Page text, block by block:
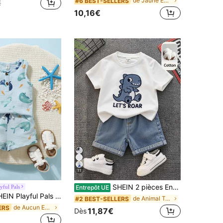
10,16€
Pals
2 pièces Ensemble de tenue décontractée avec imprimé de baleine mignon pour bébé garçon, manches courtes
de Aucun Ensemble débardeur bébé garçon
11
Entrepôt UE SHEIN 2 pièces Ensemble bébé unisexe tout-petit garçon/fille décontracté mignon t-shirt à manches courtes avec broderie de dinosaure et short en jean, tenue bébé garçon, vêtements d'été bébé garçon, streetwear
#2 BEST-SELLERS de Animal T-shirts pour bébés garçons
Dès11,87€